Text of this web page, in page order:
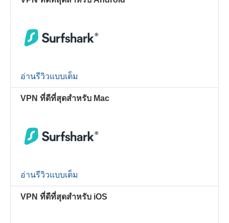
อ่านรีวิวแบบเต็ม
VPN ที่ดีที่สุดสำหรับ Mac
อ่านรีวิวแบบเต็ม
VPN ที่ดีที่สุดสำหรับ iOS